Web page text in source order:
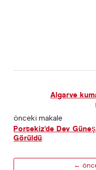
Algarve
önceki makale
Portekiz'de Dev
Görüldü
←